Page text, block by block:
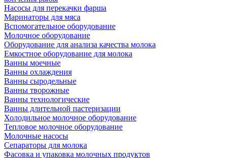
Насосы для перекачки фарша
Маринаторы для мяса
Вспомогательное оборудование
Молочное оборудование
Оборудование для анализа качества молока
Емкостное оборудование для молока
Ванны моечные
Ванны охлаждения
Ванны сыродельные
Ванны творожные
Ванны технологические
Ванны длительной пастеризации
Холодильное молочное оборудование
Тепловое молочное оборудование
Молочные насосы
Сепараторы для молока
Фасовка и упаковка молочных продуктов